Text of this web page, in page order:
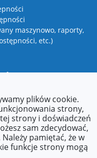
maszynowo, raporty,
etc.)
9a
plików cookie.
strony,
strony i doświadczeń
sam zdecydować,
pamiętać, że w
funkcje strony mogą